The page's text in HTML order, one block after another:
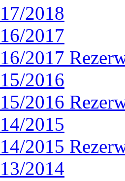
2018
2017
2017
2016
2016
2015
2015
2014